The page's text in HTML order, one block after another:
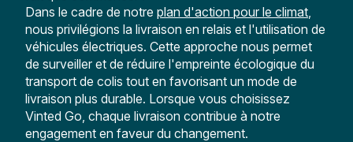
Dans le cadre de notre plan d'action pour le climat
nous privilégions la livraison en relais et l'utilisation de
véhicules électriques. Cette approche nous permet
de surveiller et de réduire l'empreinte écologique du
transport de colis tout en favorisant un mode de
livraison plus durable. Lorsque vous choisissez
Vinted Go, chaque livraison contribue à notre
engagement en faveur du changement.